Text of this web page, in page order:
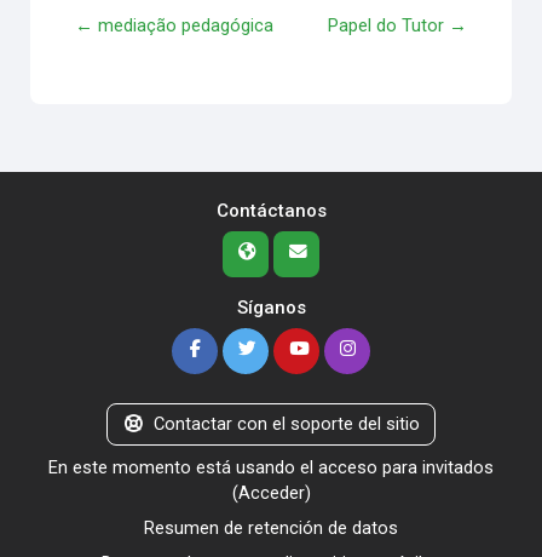
← mediação pedagógica Papel do Tutor →
Contáctanos
Síganos
Contactar con el soporte del sitio
En este momento está usando el acceso para invitados
(Acceder)
Resumen de retención de datos